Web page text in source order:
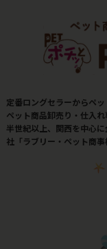
定番ロングセラーからペ
ペット商品卸売り・仕入
半世紀以上、関西を中心
社「ラブリー・ペット商事